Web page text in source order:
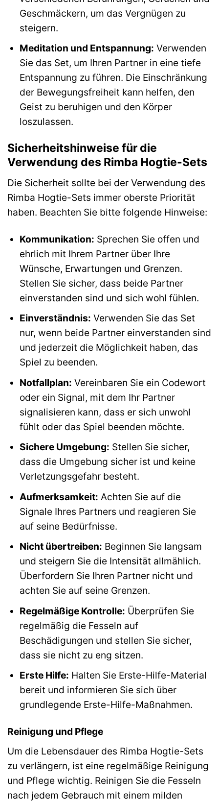
Geschmäckern, um das Vergnügen zu
steigern.
Meditation und Entspannung: Verwenden
Sie das Set, um Ihren Partner in eine tiefe
Entspannung zu führen. Die Einschränkung
der Bewegungsfreiheit kann helfen, den
Geist zu beruhigen und den Körper
loszulassen.
Sicherheitshinweise für die
Verwendung des Rimba Hogtie-Sets
Die Sicherheit sollte bei der Verwendung des
Rimba Hogtie-Sets immer oberste Priorität
haben. Beachten Sie bitte folgende Hinweise:
Kommunikation: Sprechen Sie offen und
ehrlich mit Ihrem Partner über Ihre
Wünsche, Erwartungen und Grenzen.
Stellen Sie sicher, dass beide Partner
einverstanden sind und sich wohl fühlen.
Einverständnis: Verwenden Sie das Set
nur, wenn beide Partner einverstanden sind
und jederzeit die Möglichkeit haben, das
Spiel zu beenden.
Notfallplan: Vereinbaren Sie ein Codewort
oder ein Signal, mit dem Ihr Partner
signalisieren kann, dass er sich unwohl
fühlt oder das Spiel beenden möchte.
Sichere Umgebung: Stellen Sie sicher,
dass die Umgebung sicher ist und keine
Verletzungsgefahr besteht.
Aufmerksamkeit: Achten Sie auf die
Signale Ihres Partners und reagieren Sie
auf seine Bedürfnisse.
Nicht übertreiben: Beginnen Sie langsam
und steigern Sie die Intensität allmählich.
Überfordern Sie Ihren Partner nicht und
achten Sie auf seine Grenzen.
Regelmäßige Kontrolle: Überprüfen Sie
regelmäßig die Fesseln auf
Beschädigungen und stellen Sie sicher,
dass sie nicht zu eng sitzen.
Erste Hilfe: Halten Sie Erste-Hilfe-Material
bereit und informieren Sie sich über
grundlegende Erste-Hilfe-Maßnahmen.
Reinigung und Pflege
Um die Lebensdauer des Rimba Hogtie-Sets
zu verlängern, ist eine regelmäßige Reinigung
und Pflege wichtig. Reinigen Sie die Fesseln
nach jedem Gebrauch mit einem milden